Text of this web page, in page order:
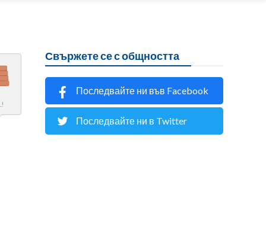
Свържете се с общността
Последвайте ни във Facebook
Последвайте ни в Twitter